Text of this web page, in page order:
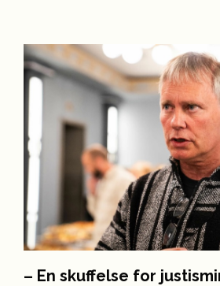
– En skuffelse for